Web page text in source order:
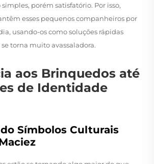
porém satisfatório. Por isso,
esses pequenos companheiros por
usando-os como soluções rápidas
torna muito avassaladora.
aos Brinquedos até
de Identidade
Símbolos Culturais